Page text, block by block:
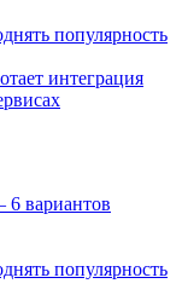
популярность
интеграция
6 вариантов
популярность